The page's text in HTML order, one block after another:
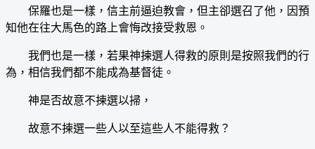
保羅也是一樣，信主前逼迫教會，但主卻選召了他，因預
知他在往大馬色的路上會悔改接受救恩。
我們也是一樣，若果神揀選人得救的原則是按照我們的行
為，相信我們都不能成為基督徒。
神是否故意不揀選以掃，
故意不揀選一些人以至這些人不能得救？